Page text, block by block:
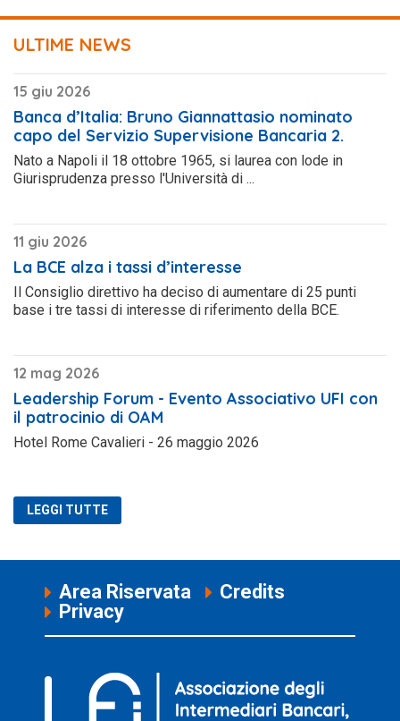
ULTIME NEWS
15 giu 2026
Banca d’Italia: Bruno Giannattasio nominato
capo del Servizio Supervisione Bancaria 2.
Nato a Napoli il 18 ottobre 1965, si laurea con lode in
Giurisprudenza presso l'Università di ...
11 giu 2026
La BCE alza i tassi d’interesse
Il Consiglio direttivo ha deciso di aumentare di 25 punti
base i tre tassi di interesse di riferimento della BCE.
12 mag 2026
Leadership Forum - Evento Associativo UFI con
il patrocinio di OAM
Hotel Rome Cavalieri - 26 maggio 2026
LEGGI TUTTE
Area Riservata
Credits
Privacy